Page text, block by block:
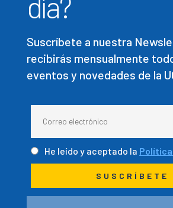
Suscríbete a nuestra
recibirás mensualmente
eventos y novedades de la
He leído y aceptado la